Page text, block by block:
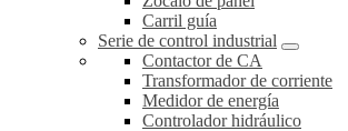
Carril guía
Serie de control industrial
Contactor de CA
Transformador de corriente
Medidor de energía
Controlador hidráulico